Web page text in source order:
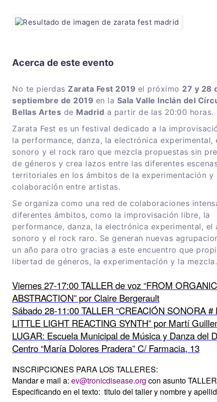
Acerca de este evento
No te pierdas Zarata Fest 2019 el próximo 27 y 28
septiembre de 2019 en la Sala Valle Inclán del
Bellas Artes de Madrid a partir de las 20:00 horas.
Zarata Fest es un festival dedicado a la
la performance, danza, la electrónica experimental,
sonoro y el rock raro que mezcla propuestas sin
de géneros y crea lazos entre las diferentes
territoriales en los ámbitos de la experimentación y
colaboración entre artistas.
Se organiza como una red de colaboraciones
diferentes ámbitos, como la improvisación libre, la
performance, danza, la electrónica experimental, el
sonoro y el rock raro. Se generan nuevas
un año para otro gracias a este encuentro que
libertad de géneros, la experimentación y la mezcla.
Viernes 27-17:00 TALLER de voz “FROM
ABSTRACTION” por Claire Bergerault
Sábado 28-11:00 TALLER “CREACIÓN SONORA #
LITTLE LIGHT REACTING SYNTH” por Martí
LUGAR: Escuela Municipal de Música y Danza del
Centro “María Dolores Pradera” C/ Farmacia, 13
INSCRIPCIONES PARA LOS TALLERES:
Mandar e mail a: ev@tronicdisease.org con asunto
Especificando en el texto: titulo del taller y nombre y